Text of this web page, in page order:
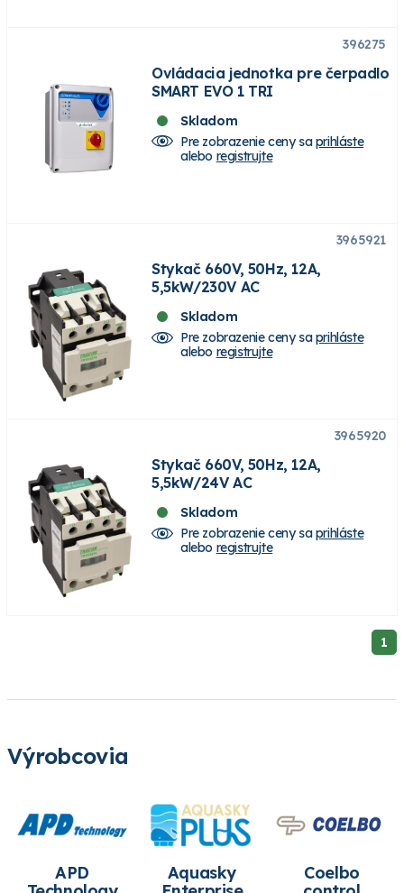
396275
Ovládacia jednotka pre čerpadlo
SMART EVO 1 TRI
Skladom
Pre zobrazenie ceny saprihláste
alebo registrujte
3965921
Stykač 660V, 50Hz, 12A,
5,5kW/230V AC
Skladom
Pre zobrazenie ceny saprihláste
alebo registrujte
3965920
Stykač 660V, 50Hz, 12A,
5,5kW/24V AC
Skladom
Pre zobrazenie ceny saprihláste
alebo registrujte
1
Výrobcovia
APD
Aquasky
Coelbo